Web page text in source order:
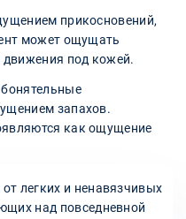
прикосновений,
может ощущать
движения под кожей.
запахов.
как ощущение
легких и ненавязчивых
над повседневной